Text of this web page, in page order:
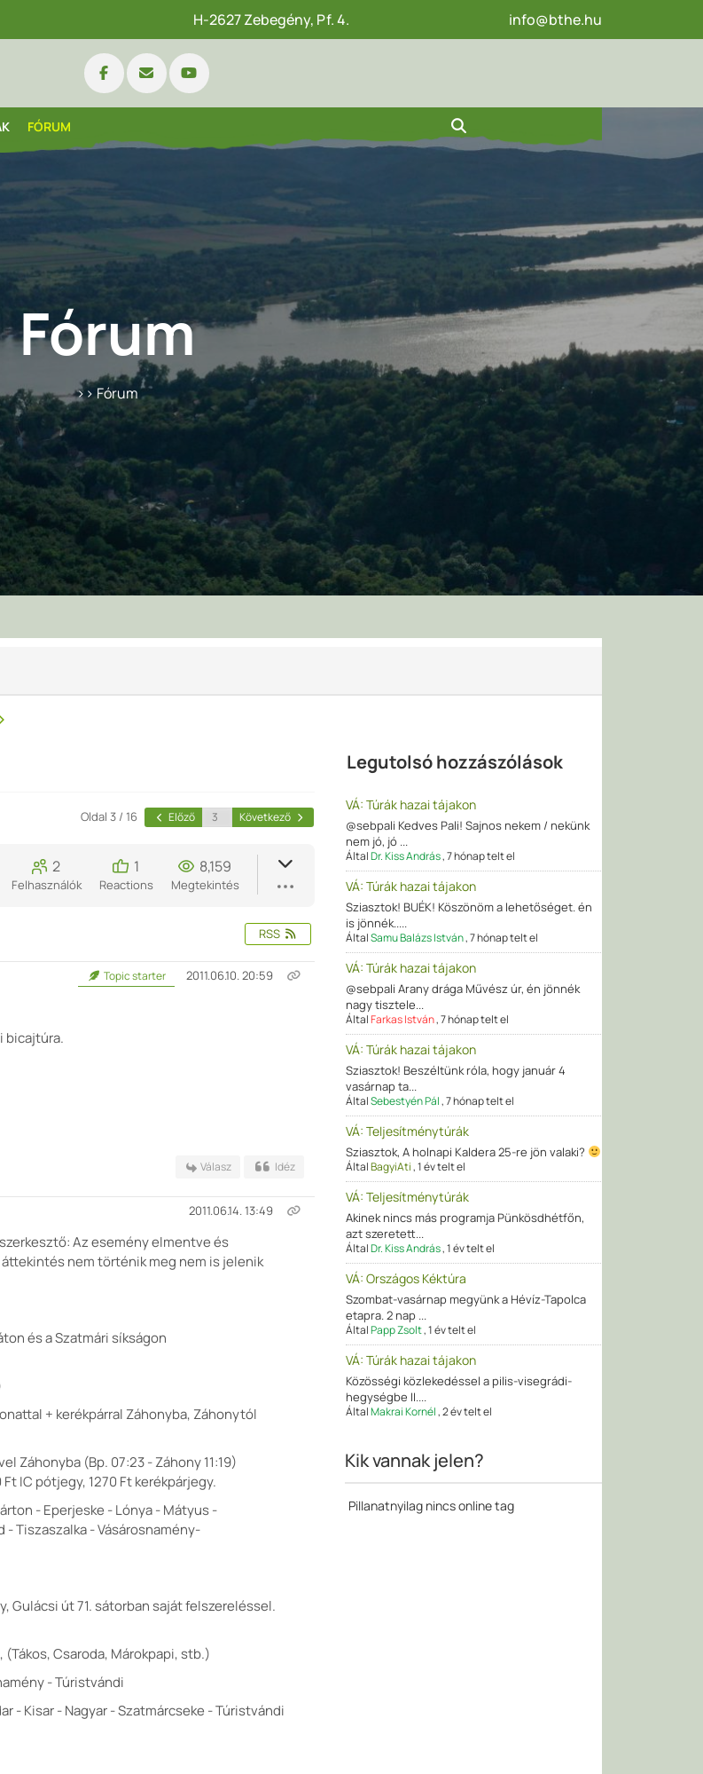
H-2627 Zebegény, Pf. 4. info@bthe.hu
FÓRUM
Fórum
>> Fórum
Oldal 3 / 16 Előző Következő
2
Felhasználók
1
Reactions
8,159
Megtekintés
RSS
Topic starter 2011.06.10. 20:59
bicajtúra.
Válasz Idéz
2011.06.14. 13:49
Az esemény elmentve és
nem történik meg nem is jelenik
és a Szatmári síkságon
+ kerékpárral Záhonyba, Záhonytól
Záhonyba (Bp. 07:23 - Záhony 11:19)
IC pótjegy, 1270 Ft kerékpárjegy.
- Eperjeske - Lónya - Mátyus -
Tiszaszalka - Vásárosnamény-
Gulácsi út 71. sátorban saját felszereléssel.
Csaroda, Márokpapi, stb.)
- Túristvándi
- Kisar - Nagyar - Szatmárcseke - Túristvándi
Legutolsó hozzászólások
VÁ: Túrák hazai tájakon
@sebpali Kedves Pali! Sajnos nekem / nekünk
nem jó, jó ...
ÁltalDr. Kiss András,7 hónap telt el
VÁ: Túrák hazai tájakon
Sziasztok! BUÉK! Köszönöm a lehetőséget. én
is jönnék.....
ÁltalSamu Balázs István,7 hónap telt el
VÁ: Túrák hazai tájakon
@sebpali Arany drága Művész úr, én jönnék
nagy tisztele...
ÁltalFarkas István,7 hónap telt el
VÁ: Túrák hazai tájakon
Sziasztok! Beszéltünk róla, hogy január 4
vasárnap ta...
ÁltalSebestyén Pál,7 hónap telt el
VÁ: Teljesítménytúrák
Sziasztok, A holnapi Kaldera 25-re jön valaki?
ÁltalBagyiAti,1 év telt el
VÁ: Teljesítménytúrák
Akinek nincs más programja Pünkösdhétfőn,
azt szeretett...
ÁltalDr. Kiss András,1 év telt el
VÁ: Országos Kéktúra
Szombat-vasárnap megyünk a Hévíz-Tapolca
etapra. 2 nap ...
ÁltalPapp Zsolt,1 év telt el
VÁ: Túrák hazai tájakon
Közösségi közlekedéssel a pilis-visegrádi-
hegységbe II....
ÁltalMakrai Kornél,2 év telt el
Kik vannak jelen?
Pillanatnyilag nincs online tag